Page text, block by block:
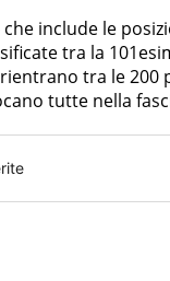
che include le
tra la
tra le 200
tutte nella